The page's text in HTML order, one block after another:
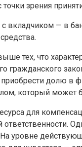
зрения
вкладчиком — в
тех, что
долю в
который может
для
уровне